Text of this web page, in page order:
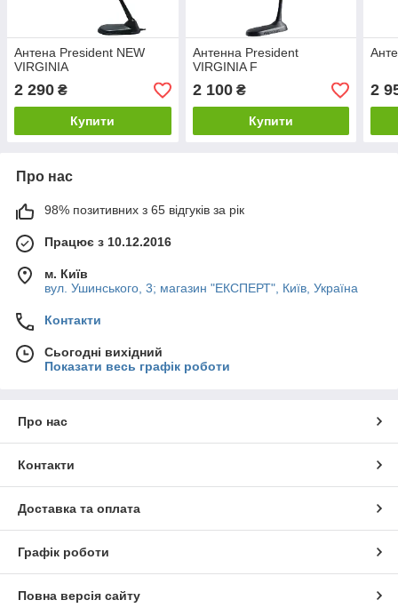
Антена President NEW
VIRGINIA
2 290 ₴
Купити
Антенна President
VIRGINIA F
2 100₴
Купити
2
Про нас
98% позитивних з 65 відгуків за рік
Працює з 10.12.2016
м. Київ
вул. Ушинського, 3; магазин "ЕКСПЕРТ", Київ, Україна
Контакти
Сьогодні вихідний
Показати весь графік роботи
Про нас
Контакти
Доставка та оплата
Графік роботи
Повна версія сайту